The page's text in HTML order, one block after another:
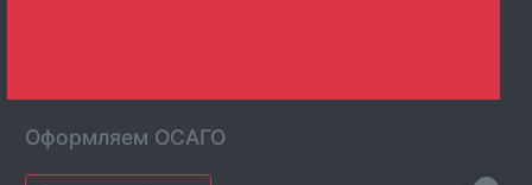
Оформляем ОСАГО